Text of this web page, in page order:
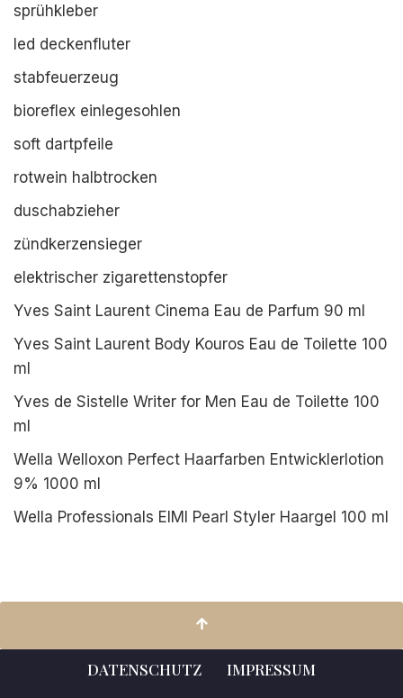
sprühkleber
led deckenfluter
stabfeuerzeug
bioreflex einlegesohlen
soft dartpfeile
rotwein halbtrocken
duschabzieher
zündkerzensieger
elektrischer zigarettenstopfer
Yves Saint Laurent Cinema Eau de Parfum 90 ml
Yves Saint Laurent Body Kouros Eau de Toilette 100
ml
Yves de Sistelle Writer for Men Eau de Toilette 100
ml
Wella Welloxon Perfect Haarfarben Entwicklerlotion
9% 1000 ml
Wella Professionals EIMI Pearl Styler Haargel 100 ml
DATENSCHUTZ IMPRESSUM